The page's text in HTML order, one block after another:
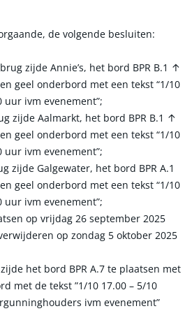
de volgende besluiten:
zijde Annie’s, het bord BPR B.1 ↑
geel onderbord met een tekst “1/10
uur ivm evenement”;
zijde Aalmarkt, het bord BPR B.1 ↑
geel onderbord met een tekst “1/10
uur ivm evenement”;
zijde Galgewater, het bord BPR A.1
geel onderbord met een tekst “1/10
uur ivm evenement”;
op vrijdag 26 september 2025
op zondag 5 oktober 2025
het bord BPR A.7 te plaatsen met
met de tekst ”1/10 17.00 – 5/10
ivm evenement”